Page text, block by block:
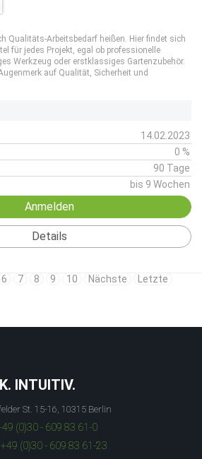
Qualitäts-Arbeitsbedarf heißen. Hier findet sich
für jedes Projekt, egal ob professionelle
Werkzeug oder erstklassiges Gartenzubehör.
auf Qualität, Sicherheit und
14.02.2023
0 %
90 Tage
bis 9 Wochen
Anmelden
Details
6 7 8 9 10 Nächste Letzte
INTUITIV.
St. 15-16, 10315 Berlin
(0)30 - 609 83 61-0
+49 (0)30 - 609 83 61-23